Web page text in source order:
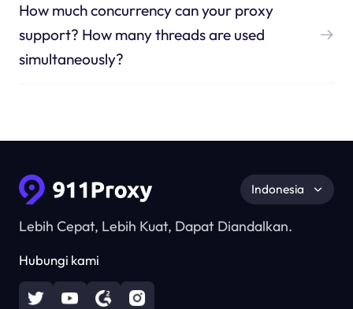
How much concurrency can your proxy
support? How many threads are used
simultaneously?
Lebih Cepat, Lebih Kuat, Dapat Diandalkan.
Hubungi kami
Indonesia